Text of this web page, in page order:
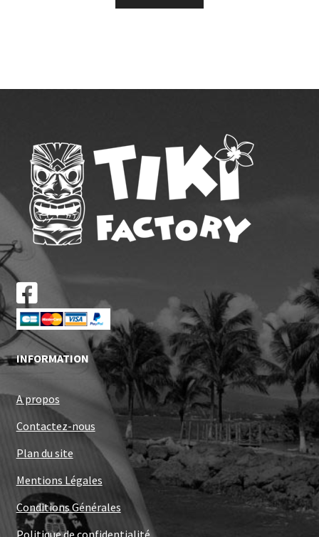
INFORMATION
A propos
Contactez-nous
Plan du site
Mentions Légales
Conditions Générales
Politique de confidentialité